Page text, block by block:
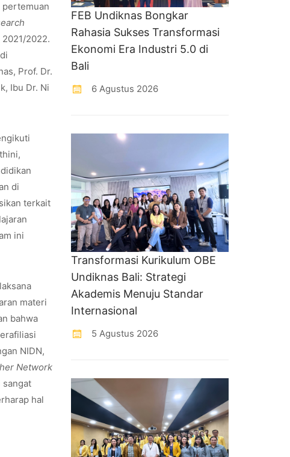
pertemuan
2022.
Prof. Dr.
Ibu Dr. Ni
di
terkait
ini
materi
bahwa
NIDN,
Network
sangat
hal
FEB Undiknas Bongkar
Rahasia Sukses Transformasi
Ekonomi Era Industri 5.0 di
Bali
6 Agustus 2026
Transformasi Kurikulum OBE
Undiknas Bali: Strategi
Akademis Menuju Standar
Internasional
5 Agustus 2026